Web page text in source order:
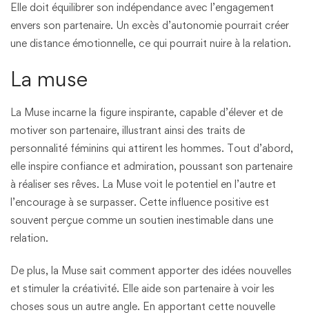
Elle doit équilibrer son indépendance avec l’engagement
envers son partenaire. Un excès d’autonomie pourrait créer
une distance émotionnelle, ce qui pourrait nuire à la relation.
La muse
La Muse incarne la figure inspirante, capable d’élever et de
motiver son partenaire, illustrant ainsi des traits de
personnalité féminins qui attirent les hommes. Tout d’abord,
elle inspire confiance et admiration, poussant son partenaire
à réaliser ses rêves. La Muse voit le potentiel en l’autre et
l’encourage à se surpasser. Cette influence positive est
souvent perçue comme un soutien inestimable dans une
relation.
De plus, la Muse sait comment apporter des idées nouvelles
et stimuler la créativité. Elle aide son partenaire à voir les
choses sous un autre angle. En apportant cette nouvelle